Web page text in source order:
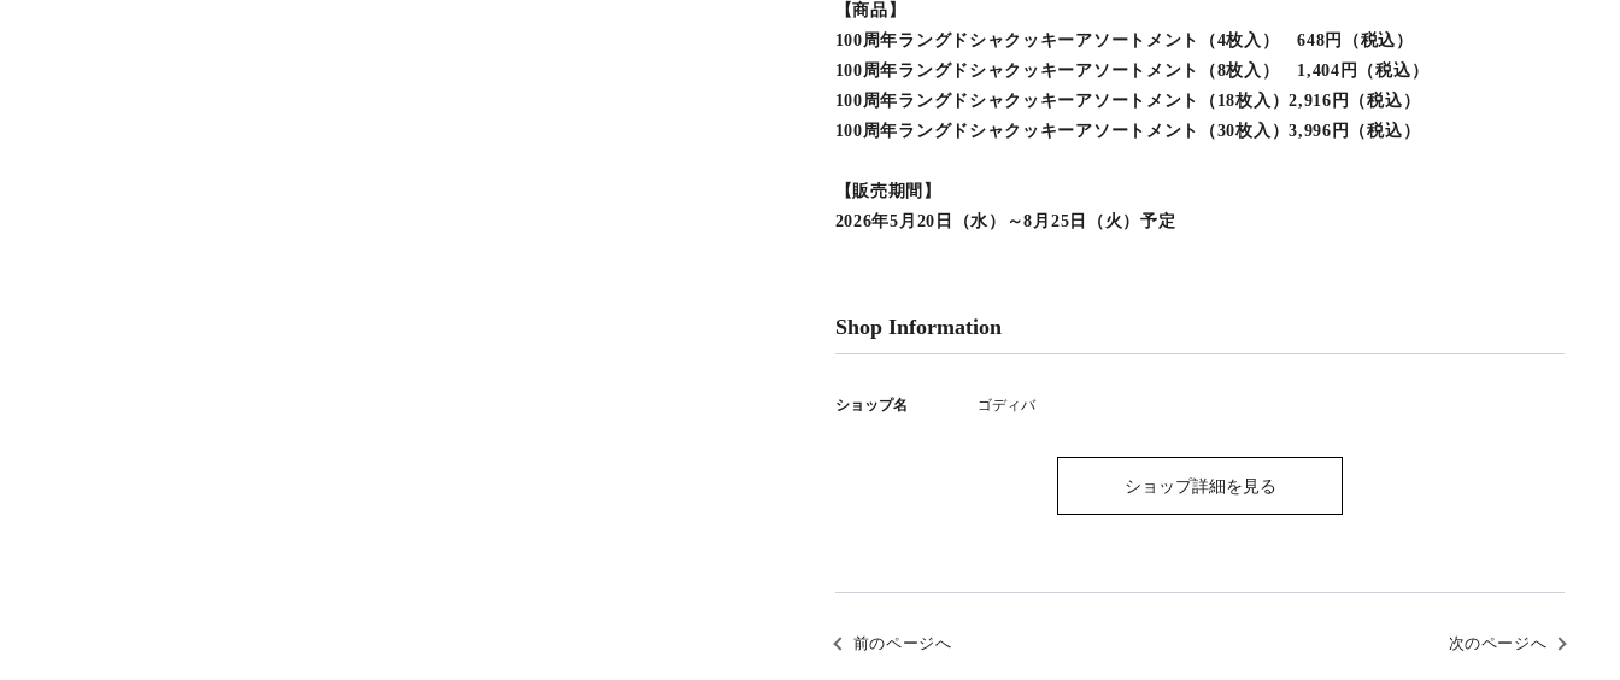
【商品】
100周年ラングドシャクッキーアソートメント（4枚入） 648円（税込）
100周年ラングドシャクッキーアソートメント（8枚入） 1,404円（税込）
100周年ラングドシャクッキーアソートメント（18枚入）2,916円（税込）
100周年ラングドシャクッキーアソートメント（30枚入）3,996円（税込）
【販売期間】
2026年5月20日（水）～8月25日（火）予定
Shop Information
ショップ名 ゴディバ
ショップ詳細を見る
前のページへ 次のページへ